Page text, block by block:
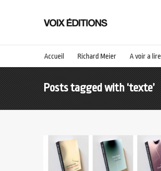
Accueil Richard Meier A voir a lire
Posts tagged with ‘texte’